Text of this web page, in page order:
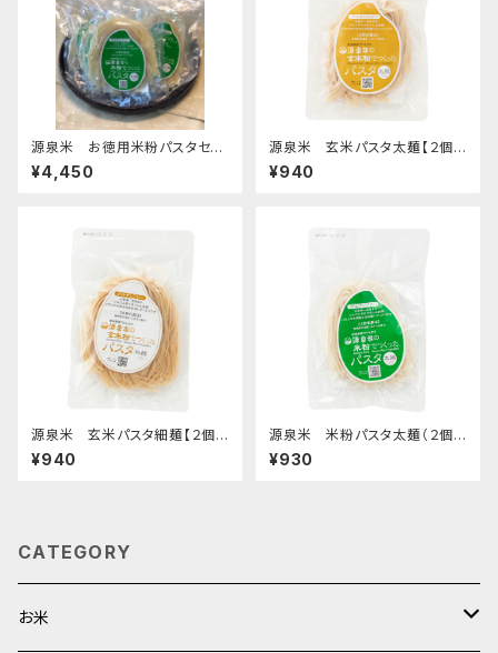
源泉米 お徳用米粉パスタセッ
ト【太麺10個】
¥4,450
源泉米 玄米パスタ太麺【２個セ
ット】
¥940
源泉米 玄米パスタ細麺【２個セ
ット】
¥940
源泉米 米粉パスタ太麺（２個セ
ット）
¥930
CATEGORY
お米